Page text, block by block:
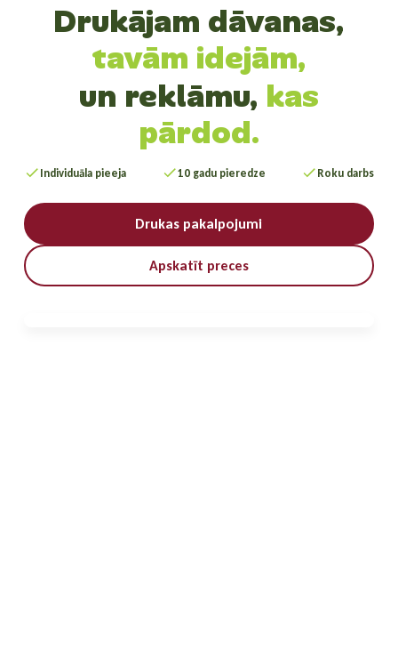
Drukājam dāvanas,
tavām idejām,
un reklāmu, kas
pārdod.
Individuāla pieeja 10 gadu pieredze Roku darbs
Drukas pakalpojumi
Apskatīt preces